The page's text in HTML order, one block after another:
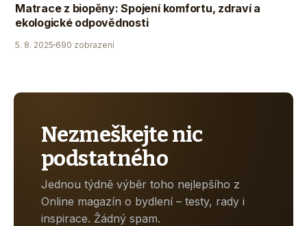
Matrace z biopěny: Spojení komfortu, zdraví a
ekologické odpovědnosti
5. 8. 2025 690 zobrazení
Nezmeškejte nic
podstatného
Jednou týdně výběr toho nejlepšího z
Online magazín o bydlení – testy, rady i
inspirace. Žádný spam.